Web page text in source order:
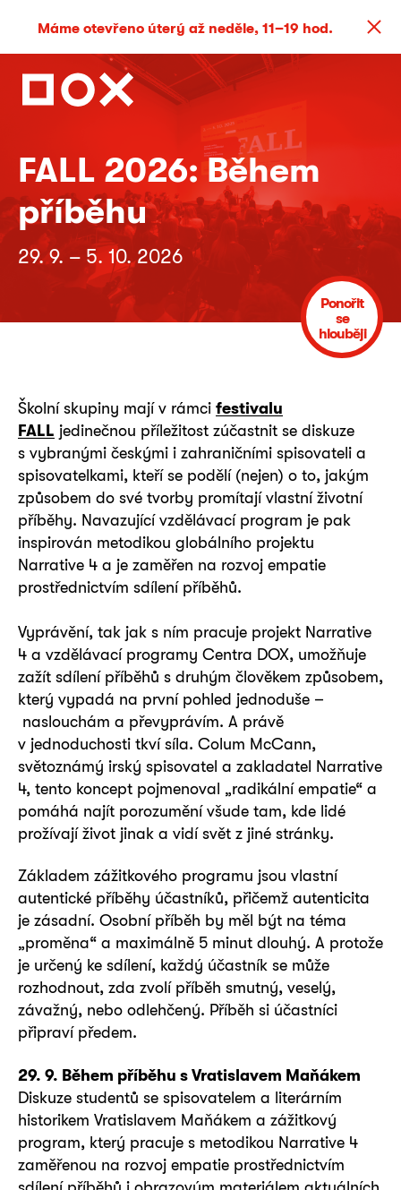
Máme otevřeno úterý až neděle, 11–19 hod.
FALL 2026: Během
příběhu
29. 9. – 5. 10. 2026
Ponořit
se
hlouběji
Školní skupiny mají v rámci festivalu
FALL jedinečnou příležitost zúčastnit se diskuze
s vybranými českými i zahraničními spisovateli a
spisovatelkami, kteří se podělí (nejen) o to, jakým
způsobem do své tvorby promítají vlastní životní
příběhy. Navazující vzdělávací program je pak
inspirován metodikou globálního projektu
Narrative 4 a je zaměřen na rozvoj empatie
prostřednictvím sdílení příběhů.
Vyprávění, tak jak s ním pracuje projekt Narrative
4 a vzdělávací programy Centra DOX, umožňuje
zažít sdílení příběhů s druhým člověkem způsobem,
který vypadá na první pohled jednoduše –
naslouchám a převyprávím. A právě
v jednoduchosti tkví síla. Colum McCann,
světoznámý irský spisovatel a zakladatel Narrative
4, tento koncept pojmenoval „radikální empatie“ a
pomáhá najít porozumění všude tam, kde lidé
prožívají život jinak a vidí svět z jiné stránky.
Základem zážitkového programu jsou vlastní
autentické příběhy účastníků, přičemž autenticita
je zásadní. Osobní příběh by měl být na téma
„proměna“ a maximálně 5 minut dlouhý. A protože
je určený ke sdílení, každý účastník se může
rozhodnout, zda zvolí příběh smutný, veselý,
závažný, nebo odlehčený. Příběh si účastníci
připraví předem.
29. 9. Během příběhu s Vratislavem Maňákem
Diskuze studentů se spisovatelem a literárním
historikem Vratislavem Maňákem a zážitkový
program, který pracuje s metodikou Narrative 4
zaměřenou na rozvoj empatie prostřednictvím